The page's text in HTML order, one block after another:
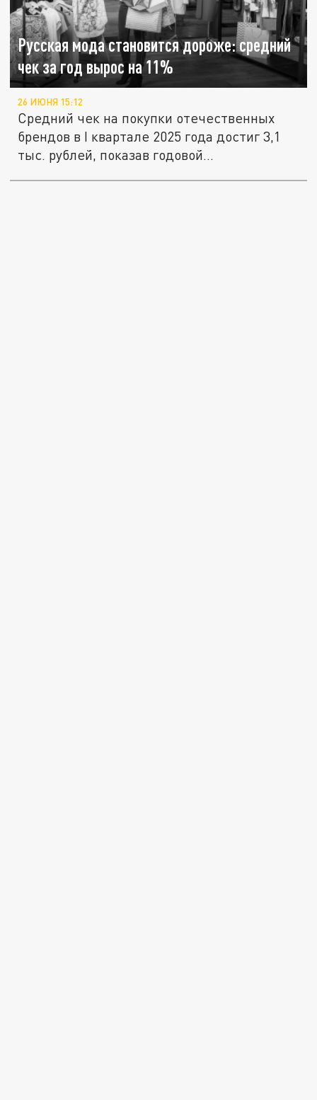
Русская мода становится дороже: средний
чек за год вырос на 11%
26 ИЮНЯ 15:12
Средний чек на покупки отечественных
брендов в I квартале 2025 года достиг 3,1
тыс. рублей, показав годовой...